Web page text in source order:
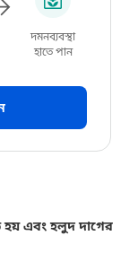
দমনব্যবস্থা
হাতে পান
হয় এবং হলুদ দাগের